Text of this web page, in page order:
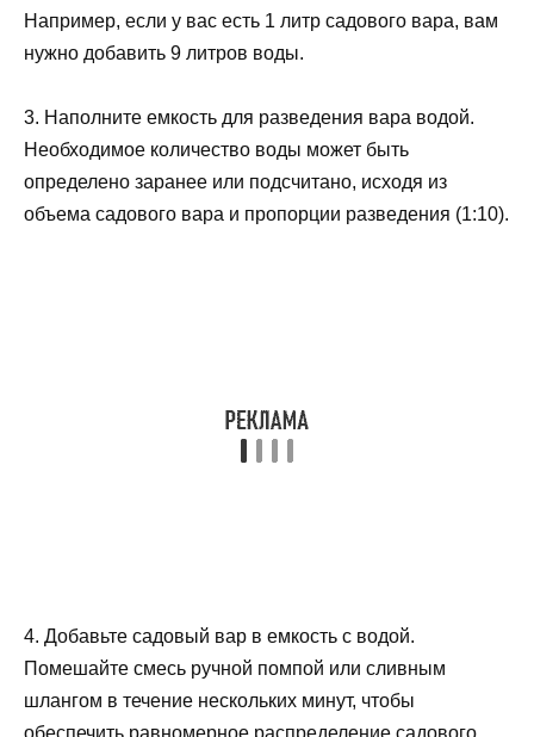
Например, если у вас есть 1 литр садового вара, вам
нужно добавить 9 литров воды.
3. Наполните емкость для разведения вара водой.
Необходимое количество воды может быть
определено заранее или подсчитано, исходя из
объема садового вара и пропорции разведения (1:10).
4. Добавьте садовый вар в емкость с водой.
Помешайте смесь ручной помпой или сливным
шлангом в течение нескольких минут, чтобы
обеспечить равномерное распределение садового